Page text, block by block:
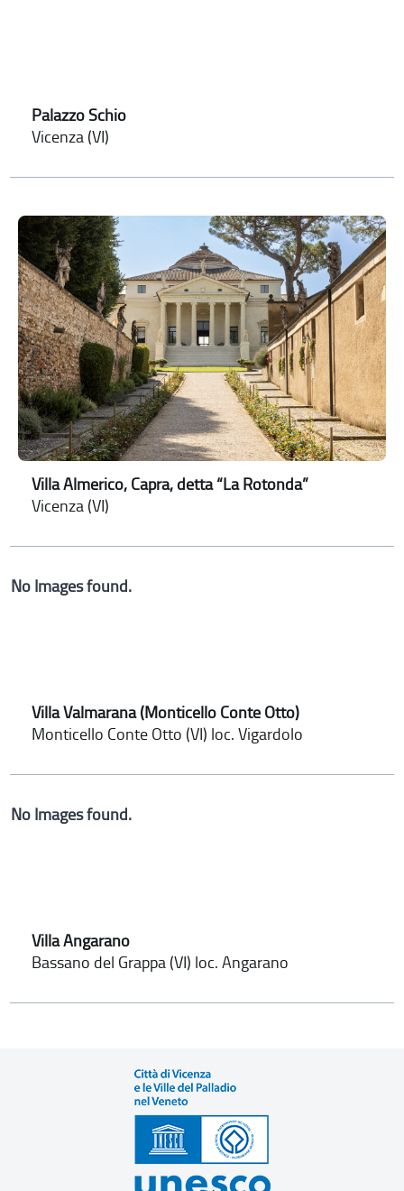
Palazzo Schio
Vicenza (VI)
Villa Almerico, Capra, detta “La Rotonda”
Vicenza (VI)
No Images found.
Villa Valmarana (Monticello Conte Otto)
Monticello Conte Otto (VI) loc. Vigardolo
No Images found.
Villa Angarano
Bassano del Grappa (VI) loc. Angarano